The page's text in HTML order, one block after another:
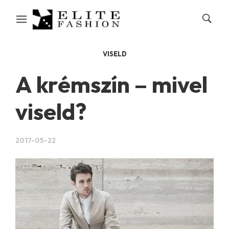
VISELD
A krémszín – mivel
viseld?
2017-05-22